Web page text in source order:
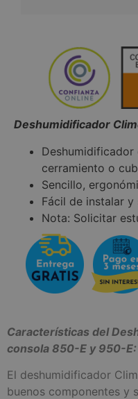
Deshumidificador
Deshumidificador
cerramiento o
Sencillo,
Fácil de instalar y
Nota: Solicitar
Características del
consola 850-E y 950-E:
El deshumidificador
buenos componentes y